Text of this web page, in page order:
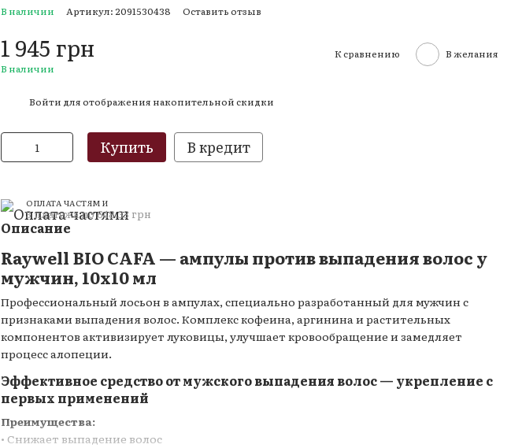
В наличии Артикул: 2091530438 Оставить отзыв
1 945 грн
В наличии
К сравнению В желания
Войти для отображения накопительной скидки
Купить В кредит
ОПЛАТА ЧАСТЯМИ
3 платежа по 648.33 грн
Описание
Raywell BIO CAFA — ампулы против выпадения волос у
мужчин, 10x10 мл
Профессиональный лосьон в ампулах, специально разработанный для мужчин с
признаками выпадения волос. Комплекс кофеина, аргинина и растительных
компонентов активизирует луковицы, улучшает кровообращение и замедляет
процесс алопеции.
Эффективное средство от мужского выпадения волос — укрепление с
первых применений
Преимущества:
• Снижает выпадение волос